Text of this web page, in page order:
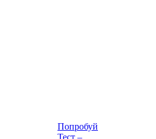
Попробуй
Тест –